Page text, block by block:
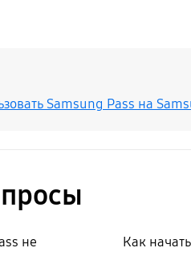
Samsung Pass на
не Как